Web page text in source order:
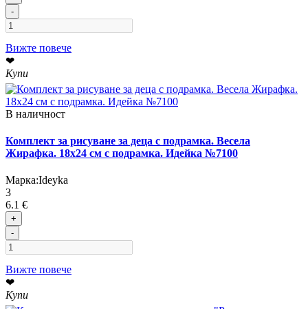
-
Вижте повече
❤
Купи
В наличност
Комплект за рисуване за деца с подрамка. Весела
Жирафка. 18х24 см с подрамка. Идейка №7100
Марка:Ideyka
3
6.1 €
+
-
Вижте повече
❤
Купи